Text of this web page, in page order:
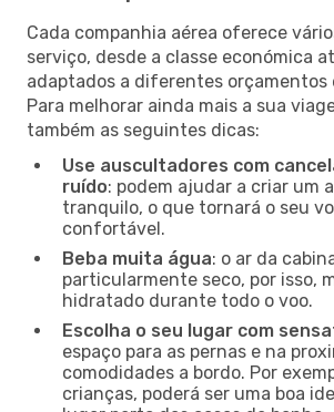
Cada companhia aérea oferece
serviço, desde a classe económica
adaptados a diferentes orçamentos
Para melhorar ainda mais a sua
também as seguintes dicas:
Use auscultadores com
ruído: podem ajudar a criar um
tranquilo, o que tornará o seu
confortável.
Beba muita água: o ar da
particularmente seco, por isso,
hidratado durante todo o voo.
Escolha o seu lugar com
espaço para as pernas e na
comodidades a bordo. Por
crianças, poderá ser uma boa